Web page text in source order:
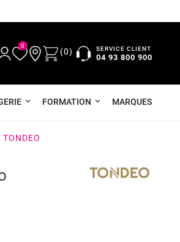
0
(0) SERVICE CLIENT
04 93 800 900
FORMATION MARQUES